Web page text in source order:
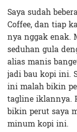
Saya sudah
Coffee, dan tiap
nya nggak enak.
seduhan gula
alias manis
jadi bau kopi ini.
ini malah bikin
tagline iklannya.
bikin perut saya
minum kopi ini.